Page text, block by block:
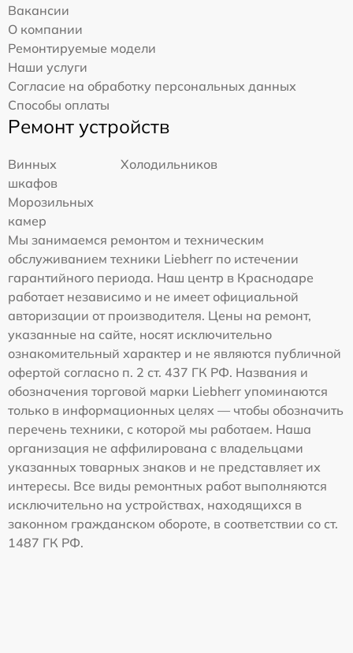
Вакансии
О компании
Ремонтируемые модели
Наши услуги
Согласие на обработку персональных данных
Способы оплаты
Ремонт устройств
Винных
шкафов
Холодильников
Морозильных
камер
Мы занимаемся ремонтом и техническим
обслуживанием техники Liebherr по истечении
гарантийного периода. Наш центр в Краснодаре
работает независимо и не имеет официальной
авторизации от производителя. Цены на ремонт,
указанные на сайте, носят исключительно
ознакомительный характер и не являются публичной
офертой согласно п. 2 ст. 437 ГК РФ. Названия и
обозначения торговой марки Liebherr упоминаются
только в информационных целях — чтобы обозначить
перечень техники, с которой мы работаем. Наша
организация не аффилирована с владельцами
указанных товарных знаков и не представляет их
интересы. Все виды ремонтных работ выполняются
исключительно на устройствах, находящихся в
законном гражданском обороте, в соответствии со ст.
1487 ГК РФ.